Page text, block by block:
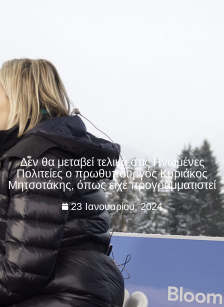
Δεν θα μεταβεί τελικά στις Ηνωμένες
Πολιτείες ο πρωθυπουργός Κυριάκος
Μητσοτάκης, όπως είχε προγραμματιστεί
23 Ιανουαρίου, 2024